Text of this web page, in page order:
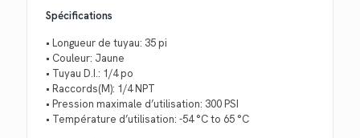
Spécifications
• Longueur de tuyau: 35 pi
• Couleur: Jaune
• Tuyau D.I.: 1/4 po
• Raccords(M): 1/4 NPT
• Pression maximale d’utilisation: 300 PSI
• Température d’utilisation: -54 °C to 65 °C